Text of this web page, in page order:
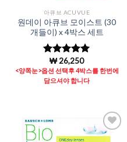
아큐브 ACUVUE
원데이 아큐브 모이스트 (30
개들이) x 4박스 세트
5 중에서
4.96로 평
가됨
₩26,250
<양쪽눈>옵션 선택후 4박스를 한번에
담으셔야 합니다
Add to